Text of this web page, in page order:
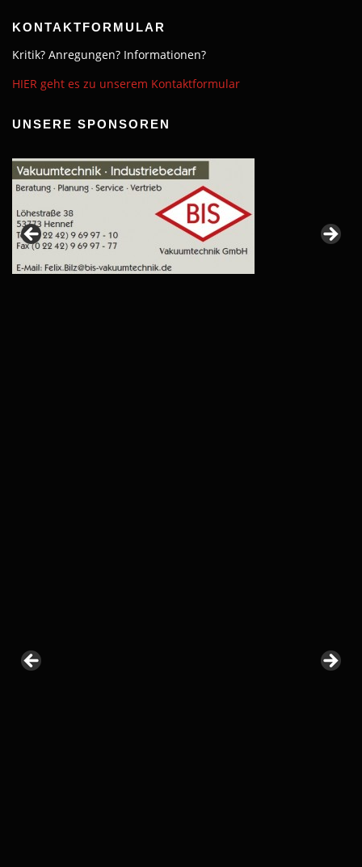
KONTAKTFORMULAR
Kritik? Anregungen? Informationen?
HIER geht es zu unserem Kontaktformular
UNSERE SPONSOREN